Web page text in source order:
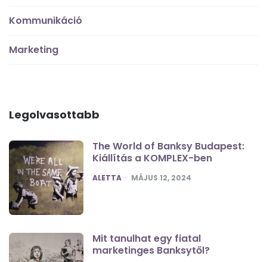
Kommunikáció
Marketing
Legolvasottabb
The World of Banksy Budapest:
Kiállítás a KOMPLEX-ben
POSTED
ALETTA MÁJUS 12, 2024
Mit tanulhat egy fiatal
marketinges Banksytől?